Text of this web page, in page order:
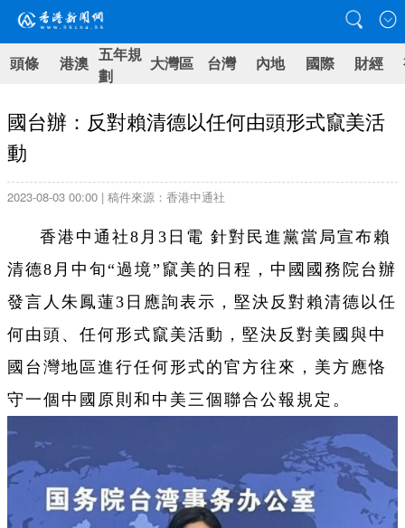
頭條 港澳 五年規
劃
大灣區 台灣 內地 國際 財經
國台辦：反對賴清德以任何由頭形式竄美活
動
2023-08-03 00:00 | 稿件來源：香港中通社
香港中通社8月3日電 針對民進黨當局宣布賴
清德8月中旬“過境”竄美的日程，中國國務院台辦
發言人朱鳳蓮3日應詢表示，堅決反對賴清德以任
何由頭、任何形式竄美活動，堅決反對美國與中
國台灣地區進行任何形式的官方往來，美方應恪
守一個中國原則和中美三個聯合公報規定。